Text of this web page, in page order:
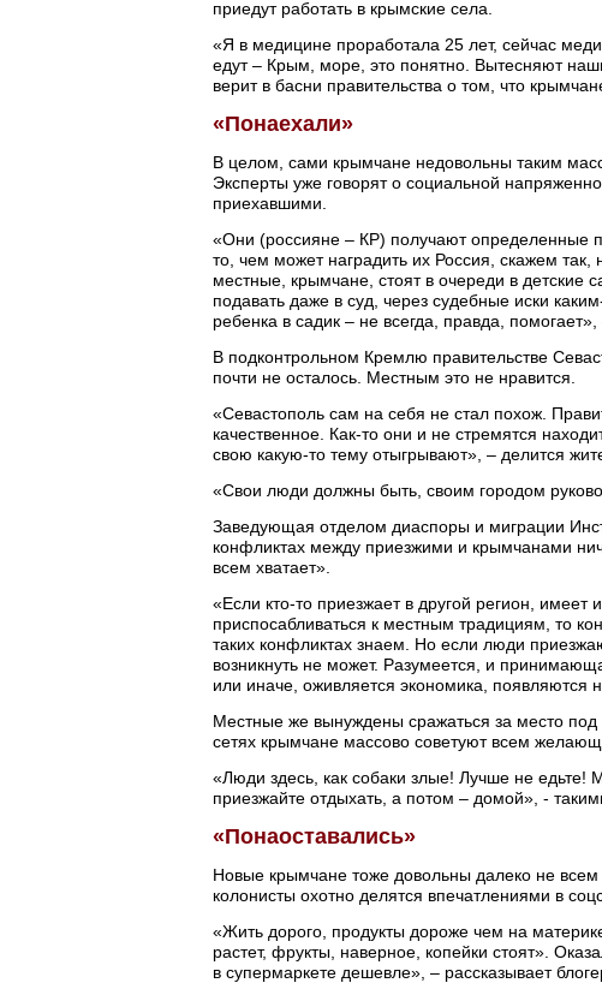
приедут работать в крымские села.
«Я в медицине проработала 25 лет, сейчас
едут – Крым, море, это понятно. Вытесняют
верит в басни правительства о том, что
«Понаехали»
В целом, сами крымчане недовольны таким
Эксперты уже говорят о социальной
приехавшими.
«Они (россияне – КР) получают определенные
то, чем может наградить их Россия, скажем так,
местные, крымчане, стоят в очереди в детские
подавать даже в суд, через судебные иски
ребенка в садик – не всегда, правда,
В подконтрольном Кремлю правительстве
почти не осталось. Местным это не нравится.
«Севастополь сам на себя не стал похож.
качественное. Как-то они и не стремятся
свою какую-то тему отыгрывают», – делится
«Свои люди должны быть, своим городом
Заведующая отделом диаспоры и миграции
конфликтах между приезжими и крымчанами
всем хватает».
«Если кто-то приезжает в другой регион,
приспосабливаться к местным традициям, то
таких конфликтах знаем. Но если люди
возникнуть не может. Разумеется, и
или иначе, оживляется экономика, появляются
Местные же вынуждены сражаться за место
сетях крымчане массово советуют всем
«Люди здесь, как собаки злые! Лучше не
приезжайте отдыхать, а потом – домой», -
«Понаоставались»
Новые крымчане тоже довольны далеко не
колонисты охотно делятся впечатлениями в
«Жить дорого, продукты дороже чем на
растет, фрукты, наверное, копейки стоят».
в супермаркете дешевле», – рассказывает